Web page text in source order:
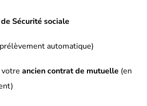
Sécurité sociale
automatique)
ancien contrat de mutuelle (en